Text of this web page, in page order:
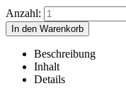
Anzahl:
Beschreibung
Inhalt
Details